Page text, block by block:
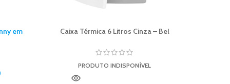
em
Caixa Térmica 6 Litros Cinza – Bel
PRODUTO INDISPONÍVEL